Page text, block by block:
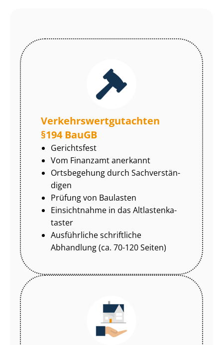
Ver­kehrs­wert­gut­ach­ten
§194 BauGB
Gerichtsfest
Vom Finanzamt anerkannt
Ortsbegehung durch Sach­ver­stän­
di­gen
Prüfung von Baulasten
Einsichtnahme in das Alt­las­ten­ka­
tas­ter
Ausführliche schriftliche
Abhandlung (ca. 70-120 Seiten)